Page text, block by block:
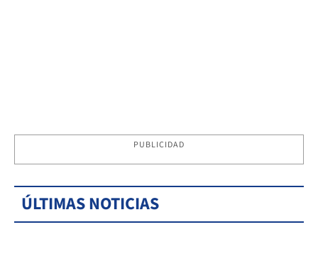
PUBLICIDAD
ÚLTIMAS NOTICIAS